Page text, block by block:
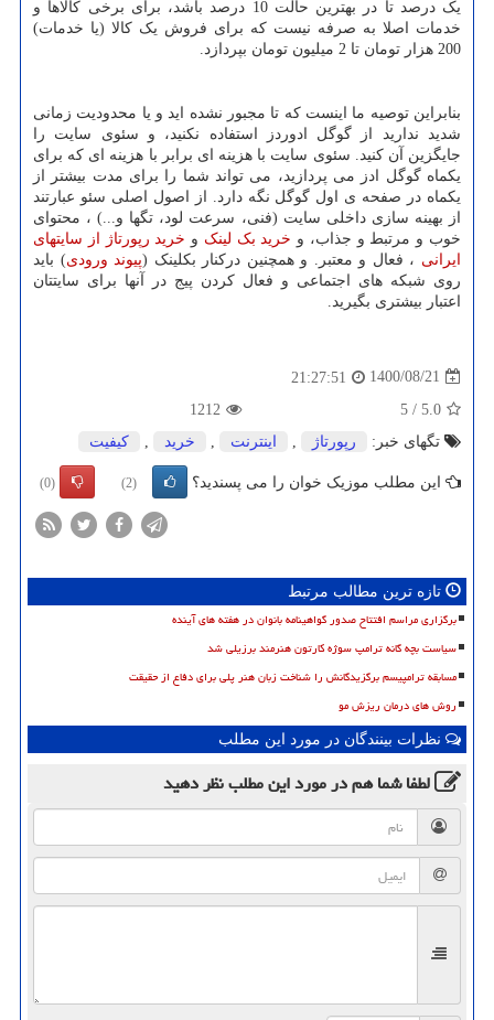
یک درصد تا در بهترین حالت 10 درصد باشد، برای برخی کالاها و
خدمات اصلا به صرفه نیست که برای فروش یک کالا (یا خدمات)
200 هزار تومان تا 2 میلیون تومان بپردازد.
بنابراین توصیه ما اینست که تا مجبور نشده اید و یا محدودیت زمانی
شدید ندارید از گوگل ادوردز استفاده نکنید، و سئوی سایت را
جایگزین آن کنید. سئوی سایت با هزینه ای برابر با هزینه ای که برای
یکماه گوگل ادز می پردازید، می تواند شما را برای مدت بیشتر از
یکماه در صفحه ی اول گوگل نگه دارد. از اصول اصلی سئو عبارتند
از بهینه سازی داخلی سایت (فنی، سرعت لود، تگها و...) ، محتوای
خوب و مرتبط و جذاب، و خرید بک لینک و خرید رپورتاژ از سایتهای
ایرانی ، فعال و معتبر. و همچنین درکنار بکلینک (پیوند ورودی) باید
روی شبکه های اجتماعی و فعال کردن پیج در آنها برای سایتتان
اعتبار بیشتری بگیرید.
1400/08/21
21:27:51
5.0
/
5
1212
تگهای خبر:
رپورتاژ , اینترنت , خرید , كیفیت
این مطلب موزیک خوان را می پسندید؟ (2)
(0)
تازه ترین مطالب مرتبط
برگزاری مراسم افتتاح صدور گواهینامه بانوان در هفته های آینده
سیاست بچه گانه ترامپ سوژه کارتون هنرمند برزیلی شد
مسابقه ترامپیسم برگزیدگانش را شناخت زبان هنر پلی برای دفاع از حقیقت
روش های درمان ریزش مو
نظرات بینندگان در مورد این مطلب
لطفا شما همدر مورد این مطلبنظر دهید